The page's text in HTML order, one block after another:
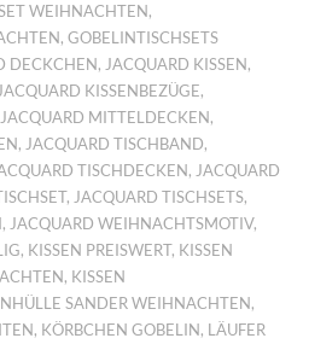
WEIHNACHTEN,
,GOBELINTISCHSETS
DECKCHEN, JACQUARD KISSEN,
JACQUARD KISSENBEZÜGE,
JACQUARD MITTELDECKEN,
, JACQUARD TISCHBAND,
TISCHDECKEN, JACQUARD
, JACQUARD TISCHSETS,
, JACQUARD WEIHNACHTSMOTIV,
, KISSEN PREISWERT, KISSEN
, KISSEN
SANDER WEIHNACHTEN,
, KÖRBCHEN GOBELIN, LÄUFER